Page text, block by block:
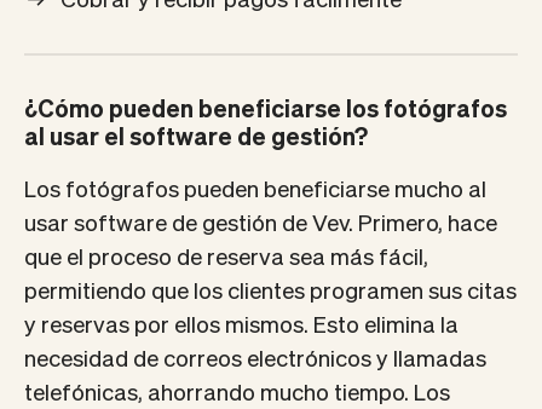
¿Cómo pueden beneficiarse los fotógrafos
al usar el software de gestión?
Los fotógrafos pueden beneficiarse mucho al
usar software de gestión de Vev. Primero, hace
que el proceso de reserva sea más fácil,
permitiendo que los clientes programen sus citas
y reservas por ellos mismos. Esto elimina la
necesidad de correos electrónicos y llamadas
telefónicas, ahorrando mucho tiempo. Los